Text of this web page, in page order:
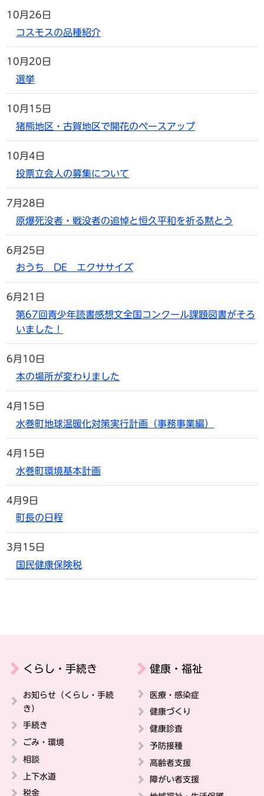
10月26日
コスモスの品種紹介
10月20日
選挙
10月15日
猪熊地区・古賀地区で開花のペースアップ
10月4日
投票立会人の募集について
7月28日
原爆死没者・戦没者の追悼と恒久平和を祈る黙とう
6月25日
おうち DE エクササイズ
6月21日
第67回青少年読書感想文全国コンクール課題図書がそろ
いました！
6月10日
本の場所が変わりました
4月15日
水巻町地球温暖化対策実行計画（事務事業編）
4月15日
水巻町環境基本計画
4月9日
町長の日程
3月15日
国民健康保険税
くらし・手続き
お知らせ（くらし・手続
き）
手続き
ごみ・環境
相談
上下水道
税金
健康・福祉
医療・感染症
健康づくり
健康診査
予防接種
高齢者支援
障がい者支援